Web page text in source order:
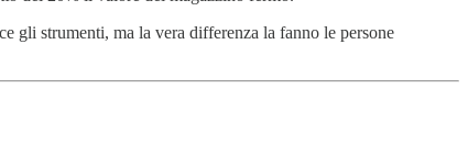
gli strumenti, ma la vera differenza la fanno le persone